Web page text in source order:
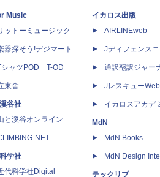
Music
ットーミュージック
器探そう!デジマート
シャツPOD T-OD
東舎
谷社
と溪谷オンライン
NET
学社
代科学社Digital
イカロス出版
AIRLINEweb
Jディフェンス
通訳翻訳ジャー
JレスキューWeb
イカロスアカデ
MdN
MdN Books
MdN Design
テックリブ